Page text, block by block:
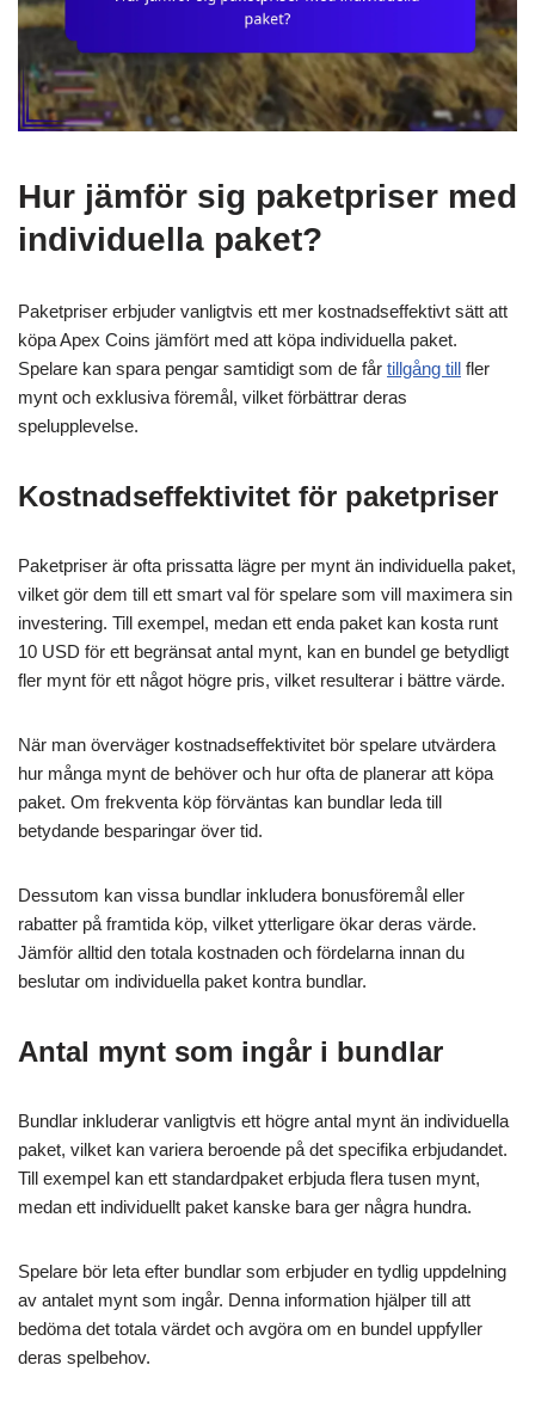
Hur jämför sig paketpriser med
individuella paket?
Paketpriser erbjuder vanligtvis ett mer kostnadseffektivt sätt att
köpa Apex Coins jämfört med att köpa individuella paket.
Spelare kan spara pengar samtidigt som de får tillgång till fler
mynt och exklusiva föremål, vilket förbättrar deras
spelupplevelse.
Kostnadseffektivitet för paketpriser
Paketpriser är ofta prissatta lägre per mynt än individuella paket,
vilket gör dem till ett smart val för spelare som vill maximera sin
investering. Till exempel, medan ett enda paket kan kosta runt
10 USD för ett begränsat antal mynt, kan en bundel ge betydligt
fler mynt för ett något högre pris, vilket resulterar i bättre värde.
När man överväger kostnadseffektivitet bör spelare utvärdera
hur många mynt de behöver och hur ofta de planerar att köpa
paket. Om frekventa köp förväntas kan bundlar leda till
betydande besparingar över tid.
Dessutom kan vissa bundlar inkludera bonusföremål eller
rabatter på framtida köp, vilket ytterligare ökar deras värde.
Jämför alltid den totala kostnaden och fördelarna innan du
beslutar om individuella paket kontra bundlar.
Antal mynt som ingår i bundlar
Bundlar inkluderar vanligtvis ett högre antal mynt än individuella
paket, vilket kan variera beroende på det specifika erbjudandet.
Till exempel kan ett standardpaket erbjuda flera tusen mynt,
medan ett individuellt paket kanske bara ger några hundra.
Spelare bör leta efter bundlar som erbjuder en tydlig uppdelning
av antalet mynt som ingår. Denna information hjälper till att
bedöma det totala värdet och avgöra om en bundel uppfyller
deras spelbehov.